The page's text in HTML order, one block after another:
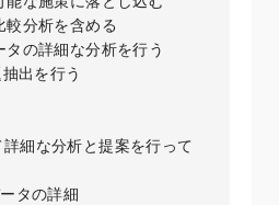
分析を含める
の詳細な分析を行う
出を行う
細な分析と提案を行って
タの詳細